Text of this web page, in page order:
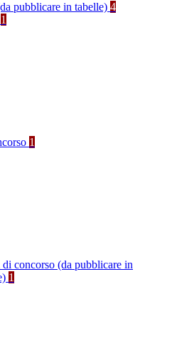
pubblicare in tabelle) 4
1
1
concorso (da pubblicare in
1